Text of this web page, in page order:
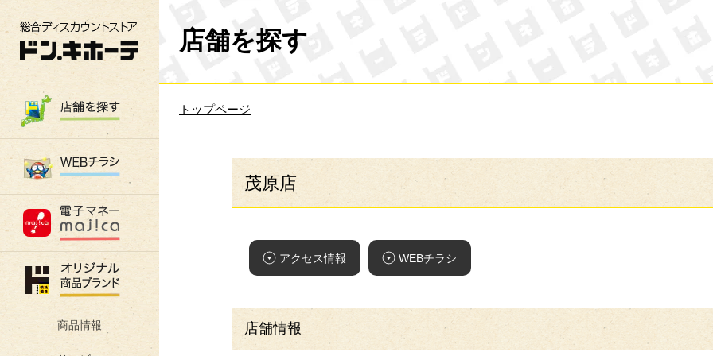
総合ディスカウントストア 驚安の殿堂 ドン・キホーテ
商品情報
店舗を探す
トップページ
茂原店
アクセス情報 WEBチラシ
店舗情報